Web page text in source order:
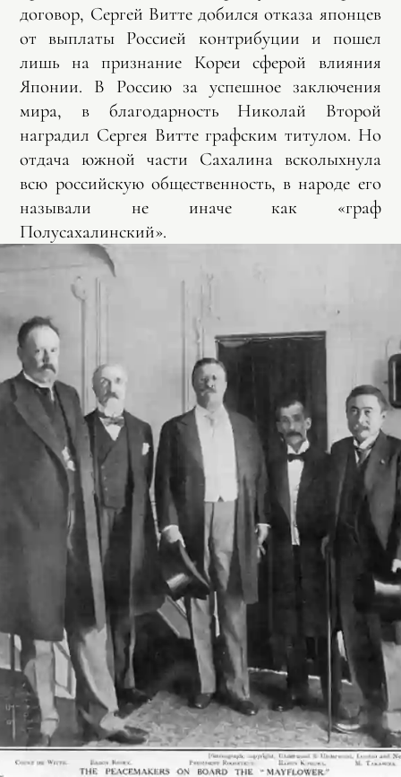
договор, Сергей Витте добился отказа японцев
от выплаты Россией контрибуции и пошел
лишь на признание Кореи сферой влияния
Японии. В Россию за успешное заключения
мира, в благодарность Николай Второй
наградил Сергея Витте графским титулом. Но
отдача южной части Сахалина всколыхнула
всю российскую общественность, в народе его
называли не иначе как «граф
Полусахалинский».